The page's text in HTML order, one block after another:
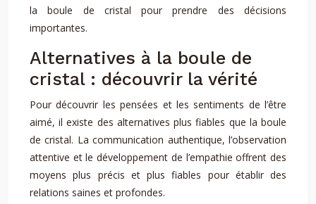
la boule de cristal pour prendre des décisions
importantes.
Alternatives à la boule de
cristal : découvrir la vérité
Pour découvrir les pensées et les sentiments de l’être
aimé, il existe des alternatives plus fiables que la boule
de cristal. La communication authentique, l’observation
attentive et le développement de l’empathie offrent des
moyens plus précis et plus fiables pour établir des
relations saines et profondes.